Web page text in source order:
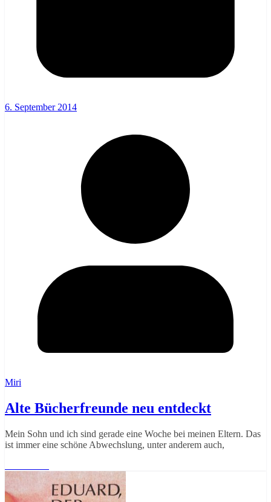
6. September 2014
Miri
Alte Bücherfreunde neu entdeckt
Mein Sohn und ich sind gerade eine Woche bei meinen Eltern. Das
ist immer eine schöne Abwechslung, unter anderem auch,